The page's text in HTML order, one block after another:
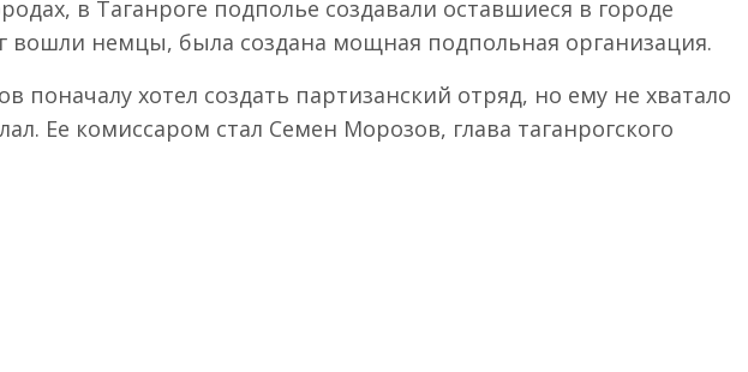
в Таганроге подполье создавали оставшиеся в городе
вошли немцы, была создана мощная подпольная организация.
хотел создать партизанский отряд, но ему не хватало
Ее комиссаром стал Семен Морозов, глава таганрогского